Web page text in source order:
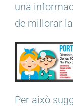
una
de millorar
Per això